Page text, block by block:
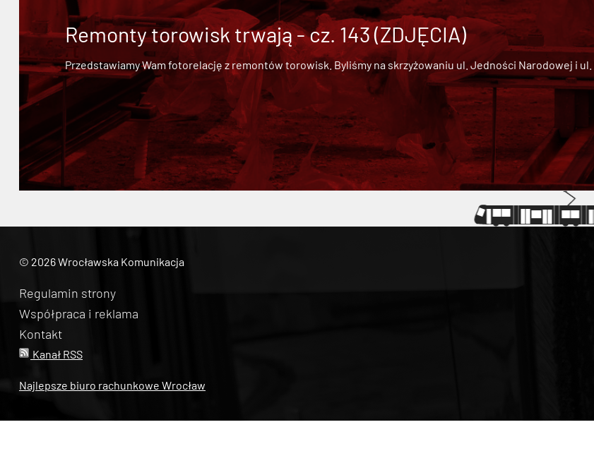
Remonty torowisk trwają - cz. 143 (ZDJĘCIA)
Przedstawiamy Wam fotorelację z remontów torowisk. Byliśmy na skrzyżowaniu ul. Jedności Narodowej i ul.
© 2026 Wrocławska Komunikacja
Regulamin strony
Współpraca i reklama
Kontakt
Kanał RSS
Najlepsze biuro rachunkowe Wrocław